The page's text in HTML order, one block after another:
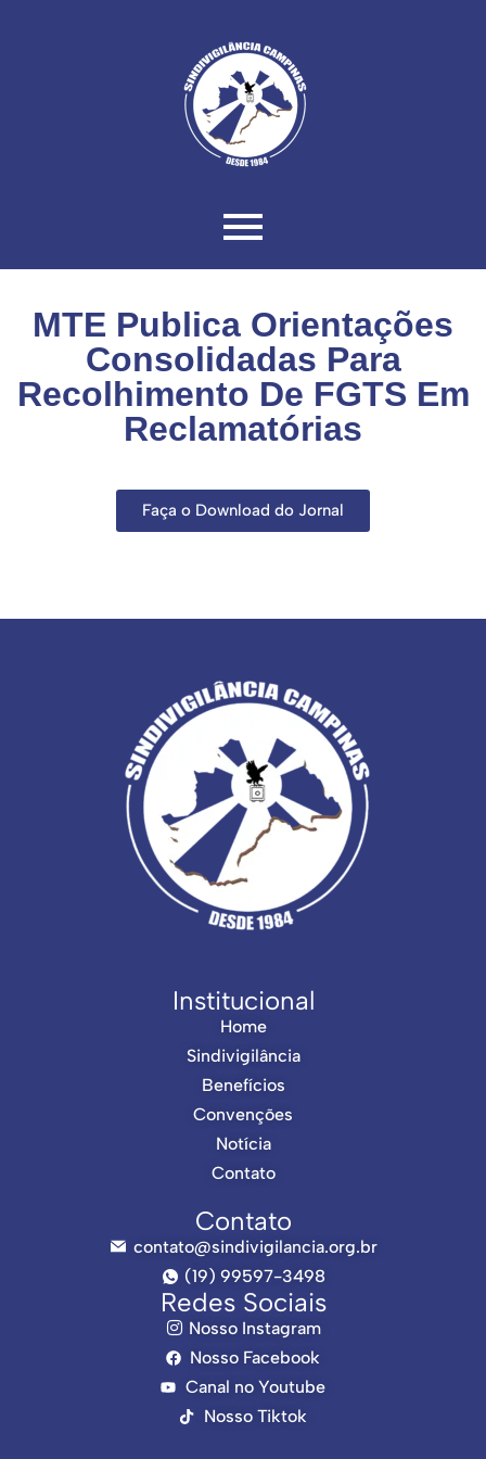
MTE Publica Orientações
Consolidadas Para
Recolhimento De FGTS Em
Reclamatórias
Faça o Download do Jornal
Institucional
Home
Sindivigilância
Benefícios
Convenções
Notícia
Contato
Contato
contato@sindivigilancia.org.br
(19) 99597-3498
Redes Sociais
Nosso Instagram
Nosso Facebook
Canal no Youtube
Nosso Tiktok